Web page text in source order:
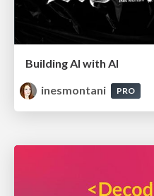
Building AI with AI
inesmontani
PRO